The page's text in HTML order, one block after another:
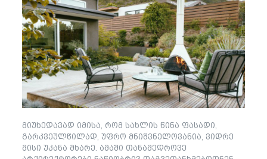
მიუხედავად იმისა, რომ სახლის წინა ფასადი,
გარკვეულწილად, უფრო მნიშვნელოვანია, ვიდრე
მისი უკანა მხარე. ამაში თანამედროვე